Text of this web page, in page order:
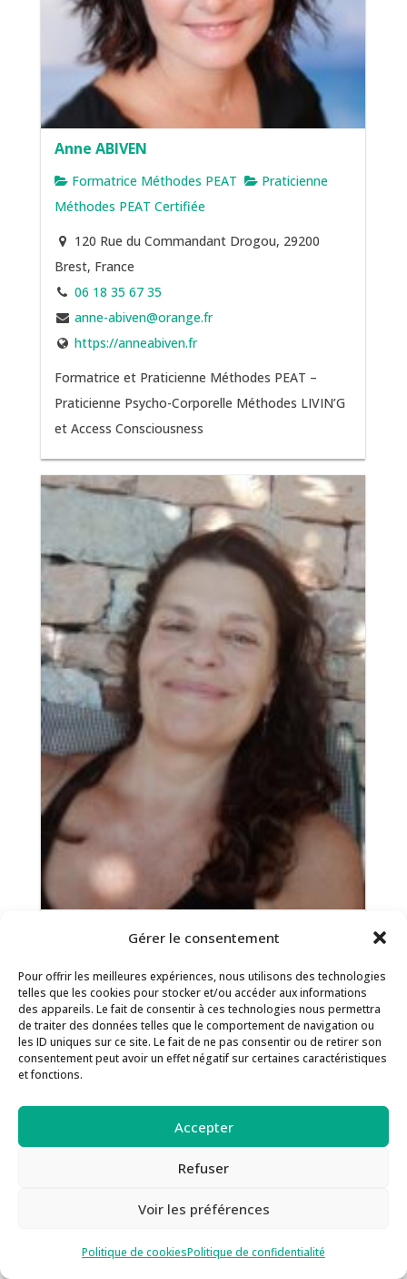
Gérer le consentement
Pour offrir les meilleures expériences, nous utilisons des technologies
telles que les cookies pour stocker et/ou accéder aux informations
des appareils. Le fait de consentir à ces technologies nous permettra
de traiter des données telles que le comportement de navigation ou
les ID uniques sur ce site. Le fait de ne pas consentir ou de retirer son
consentement peut avoir un effet négatif sur certaines caractéristiques
et fonctions.
Accepter
Refuser
Voir les préférences
Politique de cookiesPolitique de confidentialité
Anne ABIVEN
Formatrice Méthodes PEAT
Praticienne
Méthodes PEAT Certifiée
120 Rue du Commandant Drogou, 29200
Brest, France
06 18 35 67 35
anne-abiven@orange.fr
https://anneabiven.fr
Formatrice et Praticienne Méthodes PEAT –
Praticienne Psycho-Corporelle Méthodes LIVIN’G
et Access Consciousness
Corinne DI BATTISTA
196, chemin les Chazeaux, 19 490 Sainte
Fortunade, France
06 30 30 11 47
corinne.di-battista@wanadoo.fr
Processus quantiques – Axe de référence : Corps-